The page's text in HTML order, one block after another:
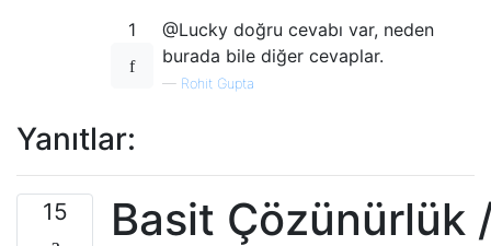
1
@Lucky doğru cevabı var, neden
burada bile diğer cevaplar.
— Rohit Gupta
Yanıtlar:
15
Basit Çözünürlük